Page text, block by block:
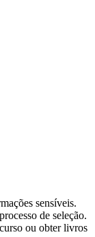
sensíveis.
de seleção.
ou obter livros